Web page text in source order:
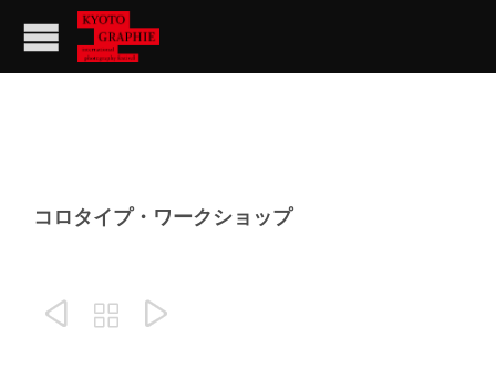
コロタイプ・ワークショップ
  